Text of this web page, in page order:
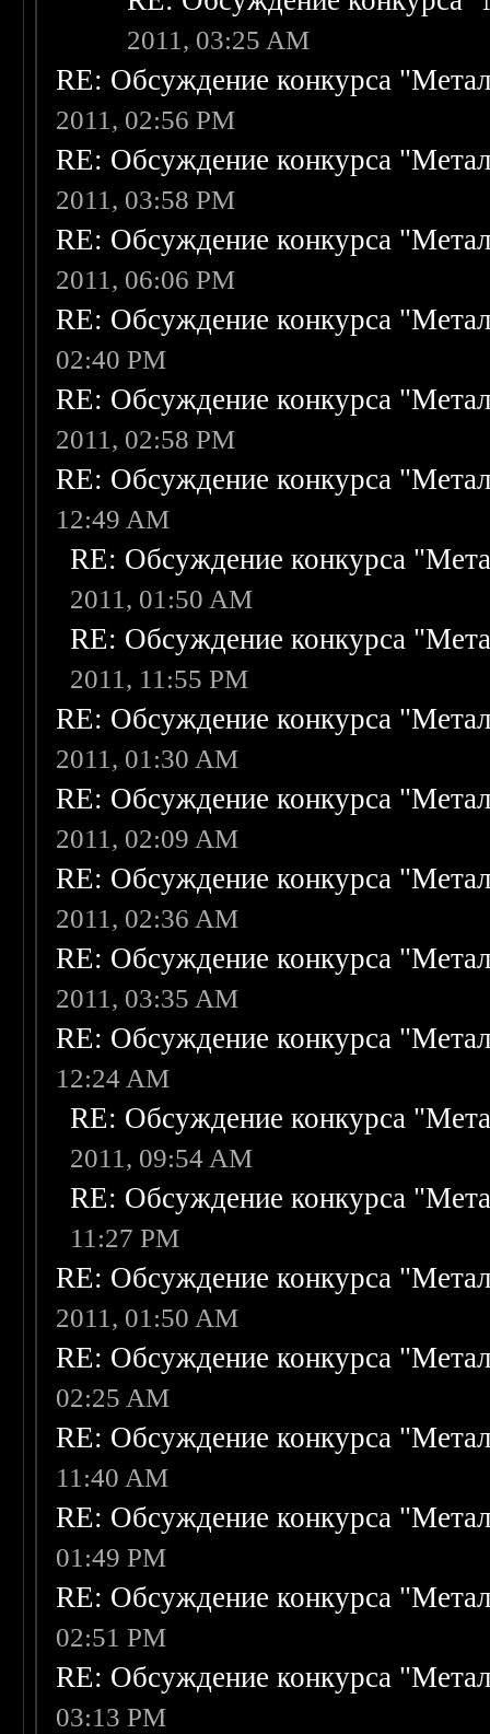
2011, 03:25 AM
RE: Обсуждение конкурса
2011, 02:56 PM
RE: Обсуждение конкурса
2011, 03:58 PM
RE: Обсуждение конкурса
2011, 06:06 PM
RE: Обсуждение конкурса
02:40 PM
RE: Обсуждение конкурса
2011, 02:58 PM
RE: Обсуждение конкурса
12:49 AM
RE: Обсуждение конкурса
2011, 01:50 AM
RE: Обсуждение конкурса
2011, 11:55 PM
RE: Обсуждение конкурса
2011, 01:30 AM
RE: Обсуждение конкурса
2011, 02:09 AM
RE: Обсуждение конкурса
2011, 02:36 AM
RE: Обсуждение конкурса
2011, 03:35 AM
RE: Обсуждение конкурса
12:24 AM
RE: Обсуждение конкурса
2011, 09:54 AM
RE: Обсуждение конкурса
11:27 PM
RE: Обсуждение конкурса
2011, 01:50 AM
RE: Обсуждение конкурса
02:25 AM
RE: Обсуждение конкурса
11:40 AM
RE: Обсуждение конкурса
01:49 PM
RE: Обсуждение конкурса
02:51 PM
RE: Обсуждение конкурса
03:13 PM